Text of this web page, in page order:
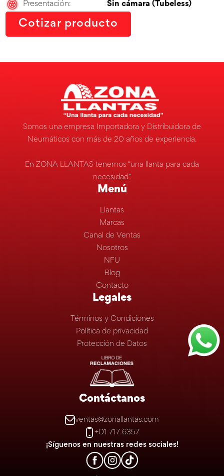
Presentación:
Sin cámara (Tubeless)
Cotizar producto
Somos una empresa Importadora y Distribuidora de
Neumáticos con más de 20 años de experiencia.
En ZONA LLANTAS tenemos “una llanta para cada
necesidad”.
Menú
Llantas
Marcas
Canal de Ventas
Nosotros
NFU
Blog
Contacto
Legales
Términos y Condiciones
Política de privacidad
Protección de Datos
Contáctanos
ventas@zonallantas.com
+01 717 6357
¡Síguenos en nuestras redes sociales!